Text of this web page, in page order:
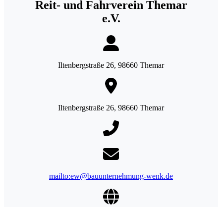
Reit- und Fahrverein Themar
e.V.
Iltenbergstraße 26, 98660 Themar
Iltenbergstraße 26, 98660 Themar
mailto:ew@bauunternehmung-wenk.de